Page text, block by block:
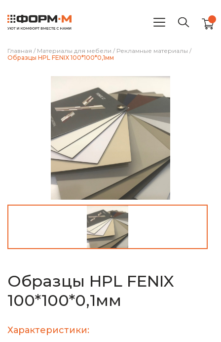
Главная / Материалы для мебели / Рекламные материалы /
Образцы HPL FENIX 100*100*0,1мм
Образцы HPL FENIX
100*100*0,1мм
Характеристики: